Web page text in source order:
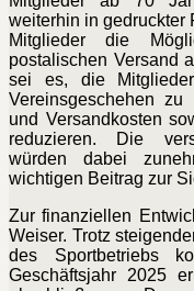
weiterhin in gedruckter
Mitglieder die
postalischen Versand
sei es, die
Vereinsgeschehen
und Versandkosten
reduzieren. Die
würden dabei
wichtigen Beitrag zur
Zur finanziellen
Weiser. Trotz
des Sportbetriebs
Geschäftsjahr 2025